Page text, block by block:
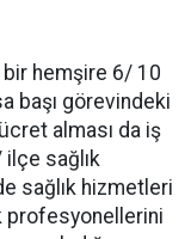
bir hemşire 6/ 10
başı görevindeki
alması da iş
ilçe sağlık
sağlık hizmetleri
profesyonellerini